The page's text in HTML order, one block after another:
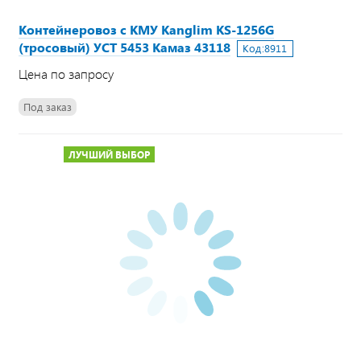
Контейнеровоз с КМУ Kanglim KS-1256G
(тросовый) УСТ 5453 Камаз 43118
Код:8911
Цена по запросу
Под заказ
ЛУЧШИЙ ВЫБОР